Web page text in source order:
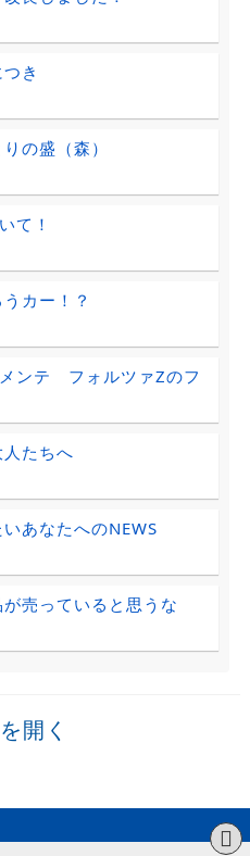
つき
の盛（森）
て！
カー！？
メンテ フォルツァZのフ
たちへ
あなたへのNEWS
売っていると思うな
開く